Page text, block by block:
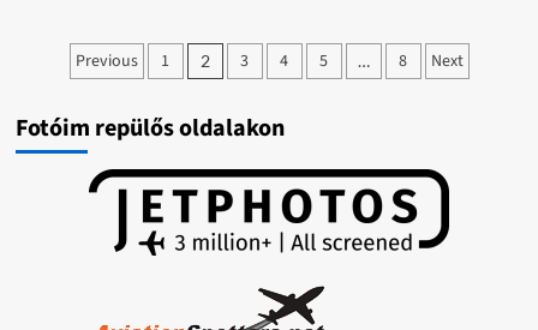
/2023-
02-
Bejegyzések
Previous 1 2 3 4 5 … 8 Next
Fotóim repülős oldalakon